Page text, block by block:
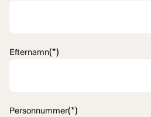
Efternamn(*)
Personnummer(*)